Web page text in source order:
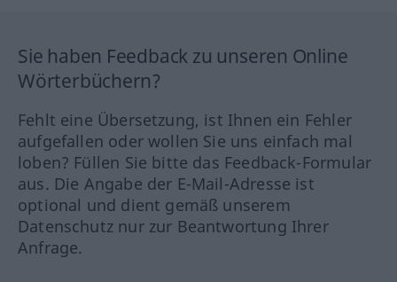
Sie haben Feedback zu unseren Online
Wörterbüchern?
Fehlt eine Übersetzung, ist Ihnen ein Fehler
aufgefallen oder wollen Sie uns einfach mal
loben? Füllen Sie bitte das Feedback-Formular
aus. Die Angabe der E-Mail-Adresse ist
optional und dient gemäß unserem
Datenschutz nur zur Beantwortung Ihrer
Anfrage.